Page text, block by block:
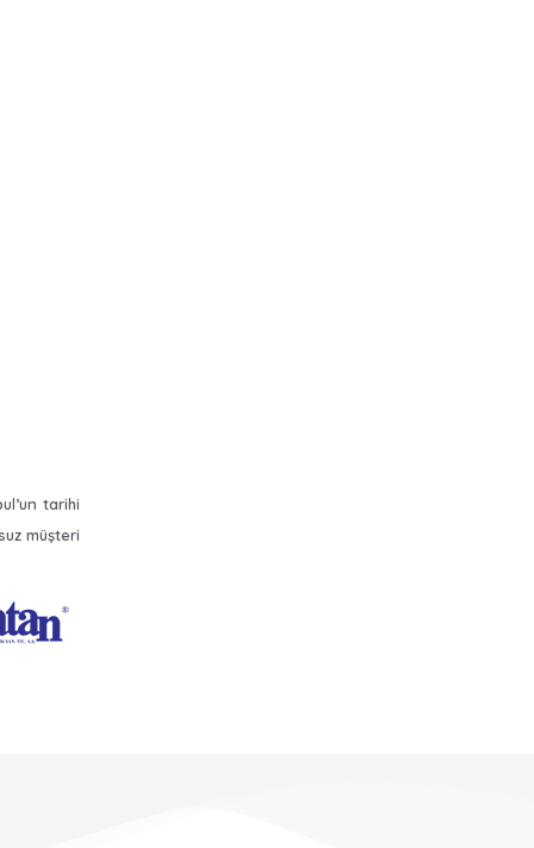
tarihi
müşteri